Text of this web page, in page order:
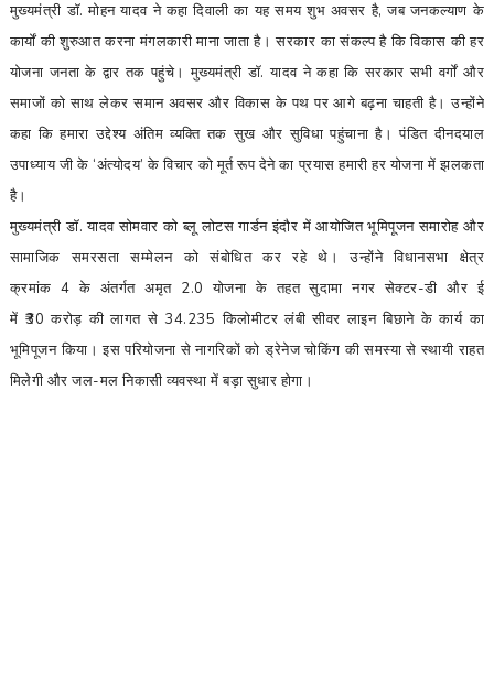
मुख्यमंत्री डॉ. मोहन यादव ने कहा दिवाली का यह समय शुभ अवसर है,जब जनकल्याण के
कार्यों की शुरुआत करना मंगलकारी माना जाता है। सरकार का संकल्प है कि विकास की हर
योजना जनता के द्वार तक पहुंचे। मुख्यमंत्री डॉ. यादव ने कहा कि सरकार सभी वर्गों और
समाजों को साथ लेकर समान अवसर और विकास के पथ पर आगे बढ़ना चाहती है। उन्होंने
कहा कि हमारा उद्देश्य अंतिम व्यक्ति तक सुख और सुविधा पहुंचाना है। पंडित दीनदयाल
उपाध्याय जी के ‘अंत्योदय’के विचार को मूर्त रूप देने का प्रयास हमारी हर योजना में झलकता
है।
मुख्यमंत्री डॉ. यादव सोमवार को ब्लू लोटस गार्डन इंदौर में आयोजित भूमिपूजन समारोह और
सामाजिक समरसता सम्मेलन को संबोधित कर रहे थे। उन्होंने विधानसभा क्षेत्र
क्रमांक4के अंतर्गत अमृत 2.0योजना के तहत सुदामा नगर सेक्टर-डी और ई
में ₹30करोड़ की लागत से34.235किलोमीटर लंबी सीवर लाइन बिछाने के कार्य का
भूमिपूजन किया। इस परियोजना से नागरिकों को ड्रेनेज चोकिंग की समस्या से स्थायी राहत
मिलेगी और जल-मल निकासी व्यवस्था में बड़ा सुधार होगा।